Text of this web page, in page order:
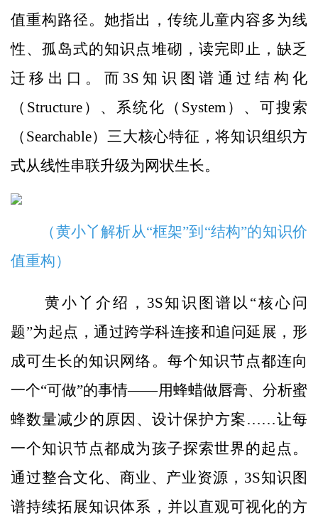
值重构路径。她指出，传统儿童内容多为线
性、孤岛式的知识点堆砌，读完即止，缺乏
迁移出口。而3S知识图谱通过结构化
（Structure）、系统化（System）、可搜索
（Searchable）三大核心特征，将知识组织方
式从线性串联升级为网状生长。
（黄小丫解析从“框架”到“结构”的知识价
值重构）
黄小丫介绍，3S知识图谱以“核心问
题”为起点，通过跨学科连接和追问延展，形
成可生长的知识网络。每个知识节点都连向
一个“可做”的事情——用蜂蜡做唇膏、分析蜜
蜂数量减少的原因、设计保护方案……让每
一个知识节点都成为孩子探索世界的起点。
通过整合文化、商业、产业资源，3S知识图
谱持续拓展知识体系，并以直观可视化的方